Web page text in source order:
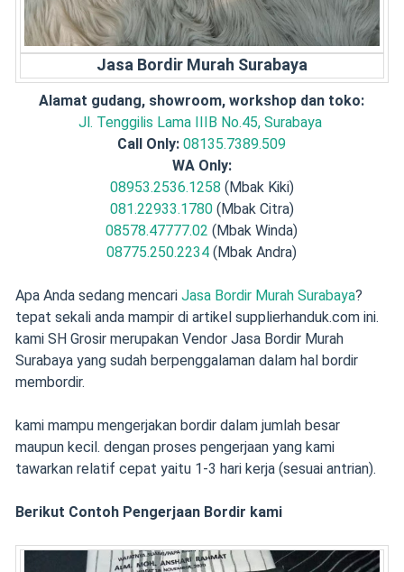
Jasa Bordir Murah Surabaya
Alamat gudang, showroom, workshop dan toko:
Jl. Tenggilis Lama IIIB No.45, Surabaya
Call Only: 08135.7389.509
WA Only:
08953.2536.1258 (Mbak Kiki)
081.22933.1780 (Mbak Citra)
08578.47777.02 (Mbak Winda)
08775.250.2234 (Mbak Andra)
Apa Anda sedang mencari Jasa Bordir Murah Surabaya?
tepat sekali anda mampir di artikel supplierhanduk.com ini.
kami SH Grosir merupakan Vendor Jasa Bordir Murah
Surabaya yang sudah berpenggalaman dalam hal bordir
membordir.
kami mampu mengerjakan bordir dalam jumlah besar
maupun kecil. dengan proses pengerjaan yang kami
tawarkan relatif cepat yaitu 1-3 hari kerja (sesuai antrian).
Berikut Contoh Pengerjaan Bordir kami